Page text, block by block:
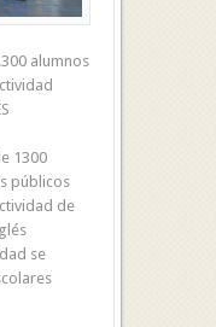
alumnos
1300
públicos
de
se